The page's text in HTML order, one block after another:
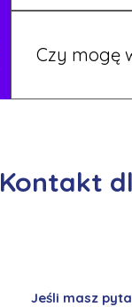
Każdy
Czy mogę
Tak, istnieje
Kontakt
Jeśli masz